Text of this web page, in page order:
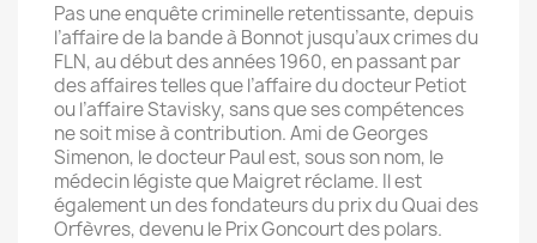
Pas une enquête criminelle retentissante, depuis
l’affaire de la bande à Bonnot jusqu’aux crimes du
FLN, au début des années 1960, en passant par
des affaires telles que l’affaire du docteur Petiot
ou l’affaire Stavisky, sans que ses compétences
ne soit mise à contribution. Ami de Georges
Simenon, le docteur Paul est, sous son nom, le
médecin légiste que Maigret réclame. Il est
également un des fondateurs du prix du Quai des
Orfèvres, devenu le Prix Goncourt des polars.